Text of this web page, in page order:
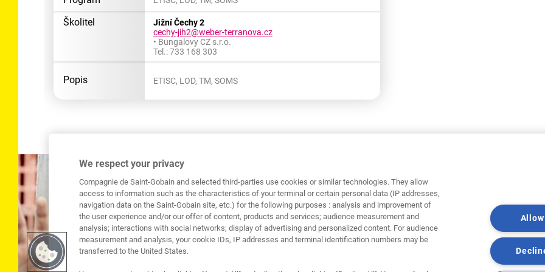
Školitel
Jižní Čechy 2
cechy-jih2@weber-terranova.cz
• Bungalovy CZ s.r.o.
Tel.: 733 168 303
Popis ETISC, LOD, TM, SOMS
Vítejte v
vítejte v dobré
Naším cílem je přinášet vám
ale i o celkovém dění v oboru
We respect your privacy
Compagnie de Saint-Gobain and selected third-parties use cookies or similar technologies. They allow
access to information such as the characteristics of your terminal or certain personal data (IP addresses,
navigation data on the Saint-Gobain site, etc.) for the following purposes : analysis and improvement of
the user experience and/or our offer of content, products and services; audience measurement and
analysis; interactions with social networks; display of advertising and personalized content. For audience
measurement and analysis, your cookie IDs, IP addresses and terminal identification numbers may be
transferred to the United States.